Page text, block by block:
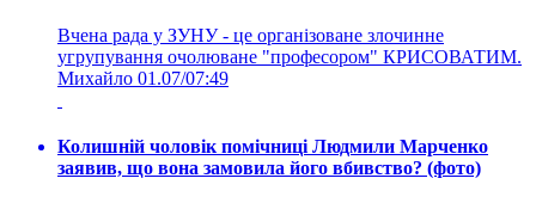
Вчена рада у ЗУНУ - це організоване злочинне
угрупування очолюване "професором" КРИСОВАТИМ.
Михайло 01.07/07:49
Колишній чоловік помічниці Людмили Марченко
заявив, що вона замовила його вбивство? (фото)